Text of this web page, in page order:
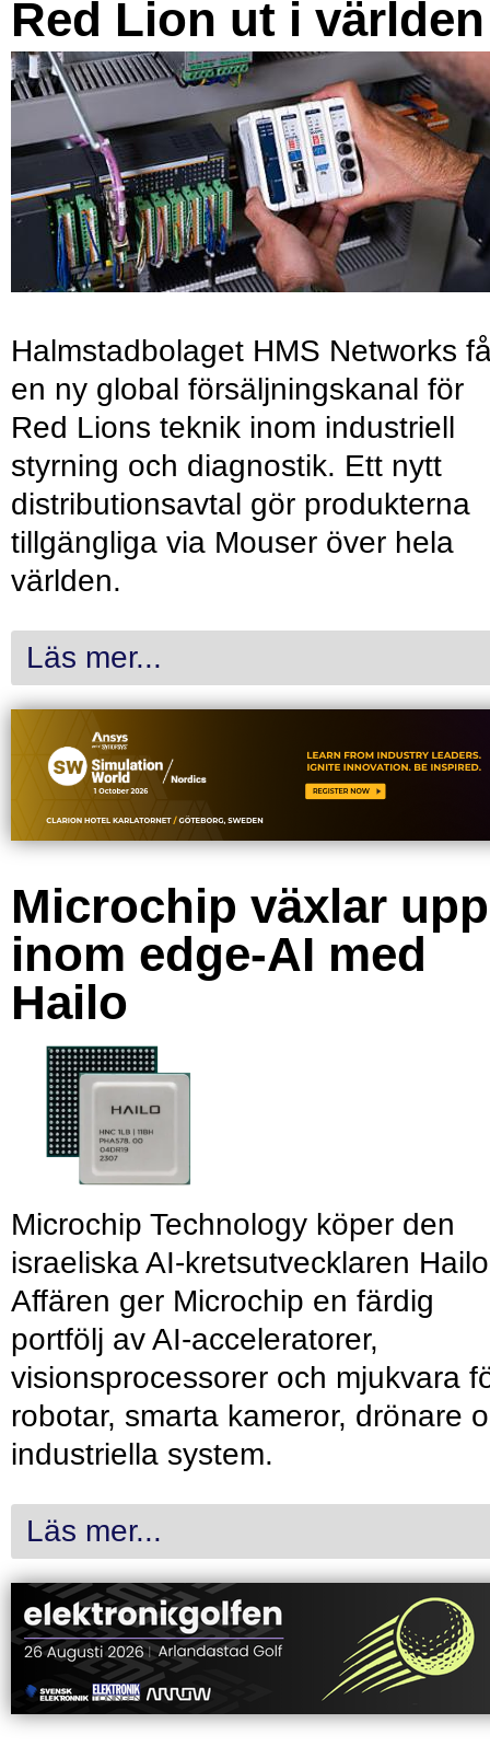
Red Lion ut i världen
Halmstadbolaget HMS Networks
en ny global försäljningskanal för
Red Lions teknik inom industriell
styrning och diagnostik. Ett nytt
distributionsavtal gör produkterna
tillgängliga via Mouser över hela
världen.
Läs mer...
Microchip växlar upp
inom edge-AI med
Hailo
Microchip Technology köper den
israeliska AI-kretsutvecklaren
Affären ger Microchip en färdig
portfölj av AI-acceleratorer,
visionsprocessorer och mjukvara
robotar, smarta kameror, drönare
industriella system.
Läs mer...